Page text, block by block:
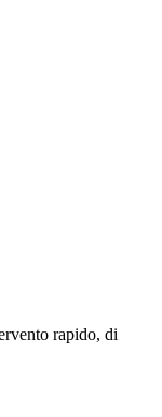
rapido, di